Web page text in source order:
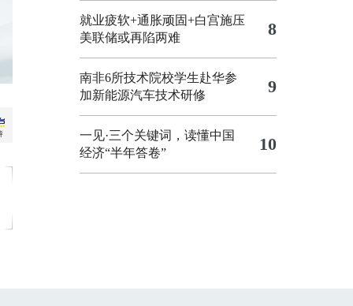
就业疲软+通胀顽固+白宫施压
美联储或再陷两难
8
南非6所技术院校学生赴华参
加新能源汽车技术研修
9
一见·三个关键词，读懂中国
经济“半年答卷”
10